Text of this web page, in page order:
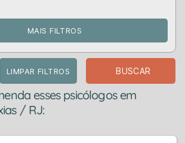
MAIS FILTROS
LIMPAR FILTROS BUSCAR
esses psicólogos em
/ RJ: